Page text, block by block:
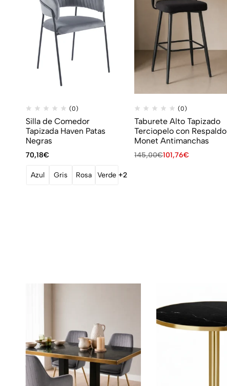
(0)
Silla de Comedor
Tapizada Haven Patas
Negras
70,18€
Azul Gris Rosa Verde +2
(0)
Taburete Alto Tapizado
Terciopelo con Respaldo
Monet Antimanchas
145,00€101,76€